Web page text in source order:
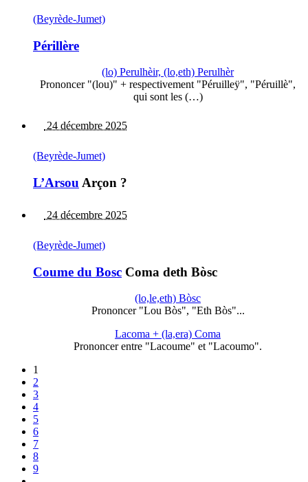
(Beyrède-Jumet)
Périllère
(lo) Perulhèir, (lo,eth) Perulhèr
Prononcer "(lou)" + respectivement "Péruilleÿ", "Péruillè",
qui sont les (…)
24 décembre 2025
(Beyrède-Jumet)
L’Arsou Arçon ?
24 décembre 2025
(Beyrède-Jumet)
Coume du Bosc Coma deth Bòsc
(lo,le,eth) Bòsc
Prononcer "Lou Bòs", "Eth Bòs"...
Lacoma + (la,era) Coma
Prononcer entre "Lacoume" et "Lacoumo".
1
2
3
4
5
6
7
8
9